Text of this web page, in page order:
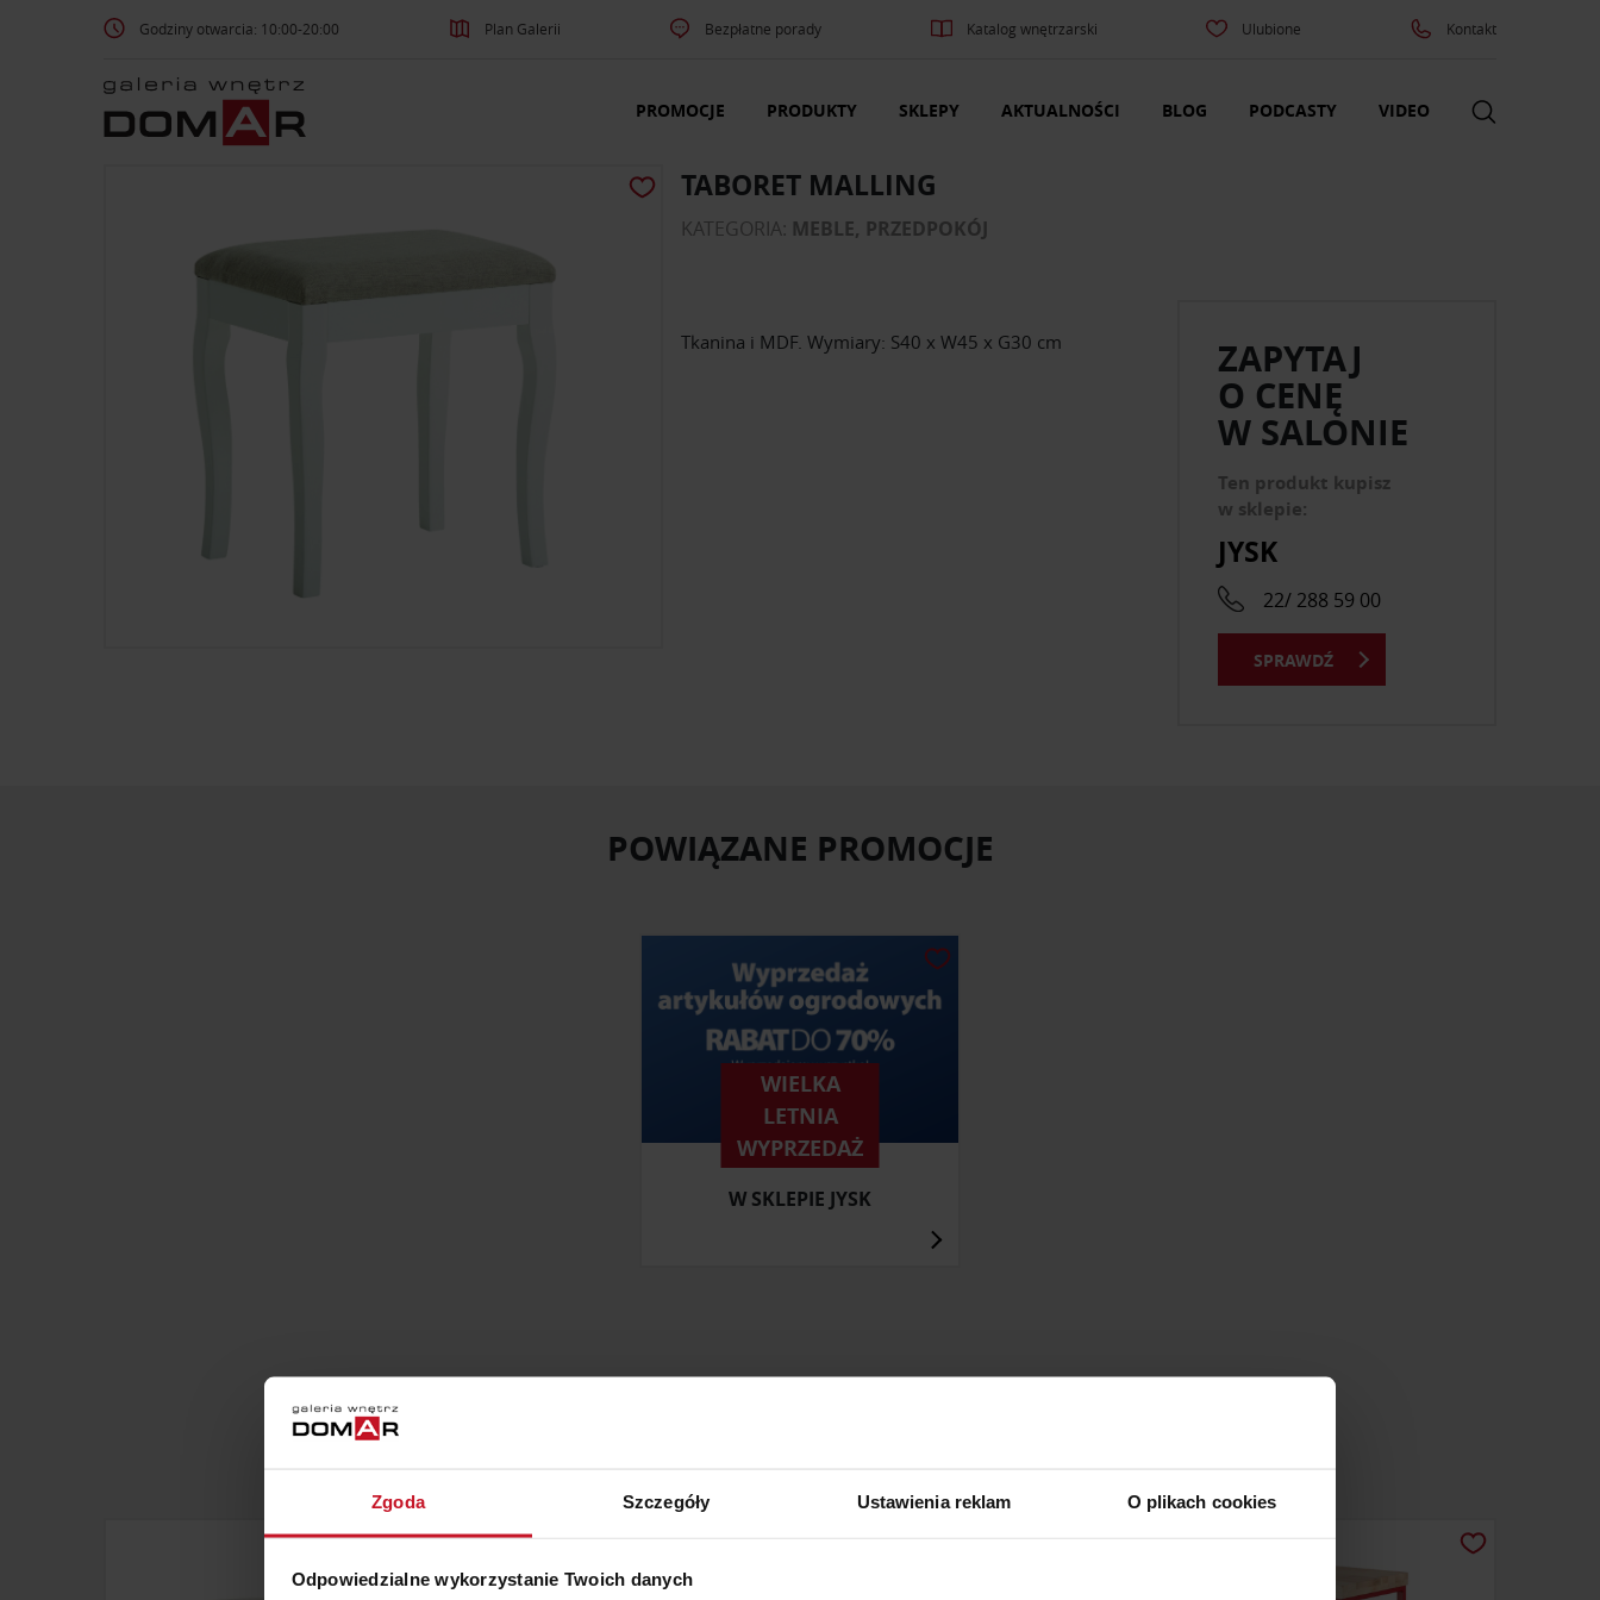
Zgoda Szczegóły Ustawienia reklam O plikach cookies
Odpowiedzialne wykorzystanie Twoich danych
Godziny otwarcia: 10:00-20:00 Plan Galerii Bezpłatne porady Katalog wnętrzarski Ulubione Kontakt
PROMOCJE PRODUKTY SKLEPY AKTUALNOŚCI BLOG PODCASTY VIDEO
TABORET MALLING
KATEGORIA: MEBLE, PRZEDPOKÓJ
Tkanina i MDF. Wymiary: S40 x W45 x G30 cm ZAPYTAJ
O CENĘ
W SALONIE
Ten produkt kupisz
w sklepie:
JYSK
22/ 288 59 00
SPRAWDŹ
POWIĄZANE PROMOCJE
WIELKA
LETNIA
WYPRZEDAŻ
W SKLEPIE JYSK